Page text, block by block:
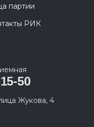
партии
РИК
50
Жукова, 4